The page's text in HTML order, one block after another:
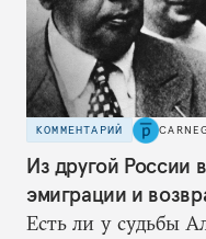
КОММЕНТАРИЙ
Из другой России
эмиграции и
Есть ли у судьбы